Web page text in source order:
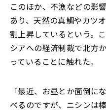
このほか、不漁などの影
あり、天然の真鯛やカツ
割上昇しているという。
シアへの経済制裁で北方
っていることに触れた。
「最近、お昼とか面倒に
べるのですが、ニシンは